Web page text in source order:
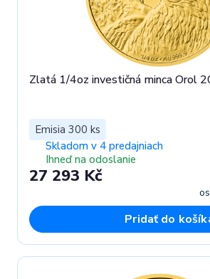
Zlatá 1/4oz investičná minca Orol
Emisia 300 ks
Skladom v 4 predajniach
Ihneď na odoslanie
27 293 Kč
Pridať do